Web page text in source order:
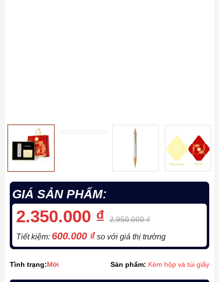
GIÁ SẢN PHẨM:
2.350.000 ₫ 2.950.000₫
Tiết kiệm: 600.000 ₫so với giá thị trường
Tình trạng:Mới Sản phẩm: Kèm hộp và túi giấy